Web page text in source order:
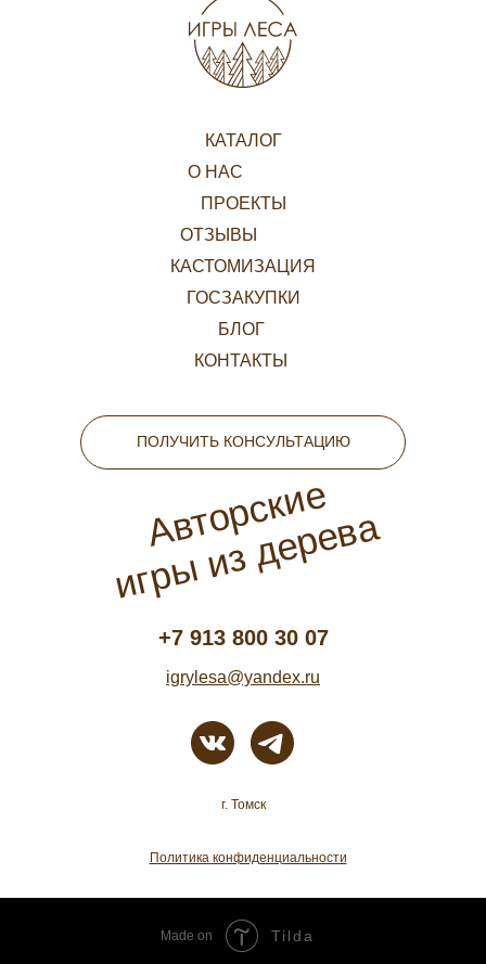
КАТАЛОГ
О НАС
ОТЗЫВЫ
ПРОЕКТЫ
КАСТОМИЗАЦИЯ
ГОСЗАКУПКИ
БЛОГ
КОНТАКТЫ
+7 913 800 30 07
igrylesa@yandex.ru
г. Томск
Авторские
игры из дерева
Политика конфиденциальности
ПОЛУЧИТЬ КОНСУЛЬТАЦИЮ
Made on Tilda